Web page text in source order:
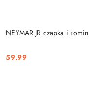
NEYMAR JR czapka i
Cena:
59.99